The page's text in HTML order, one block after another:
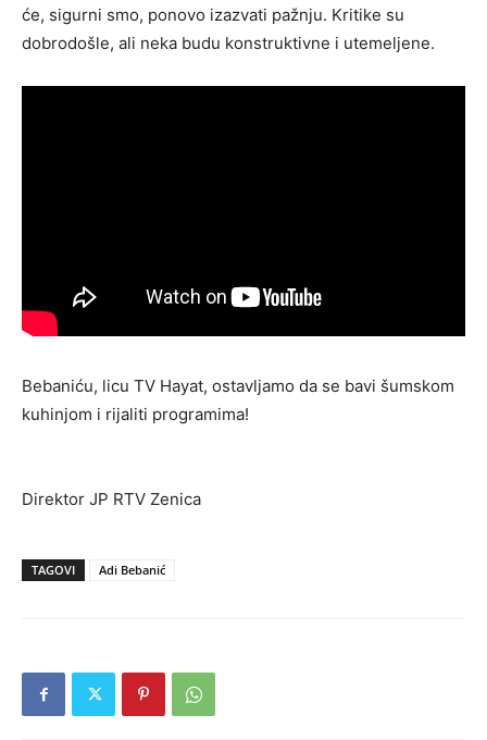
će, sigurni smo, ponovo izazvati pažnju. Kritike su
dobrodošle, ali neka budu konstruktivne i utemeljene.
Bebaniću, licu TV Hayat, ostavljamo da se bavi šumskom
kuhinjom i rijaliti programima!
Direktor JP RTV Zenica
TAGOVI Adi Bebanić